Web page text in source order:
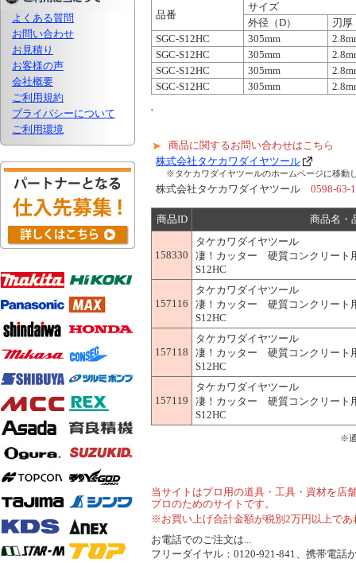
よくある質問
お問い合わせ
お見積り
お客様の声
会社概要
ご利用規約
プライバシーについて
ご利用環境
品番
サイズ
外径（D）
刃厚
SGC-S12HC
305mm
SGC-S12HC
305mm
SGC-S12HC
305mm
SGC-S12HC
305mm
'
商品に関するお問い合わせはこちら
株式会社タケカワダイヤツール
※タケカワダイヤツールのホームページに移動
株式会社タケカワダイヤツール 0598-63-
商品ID 商品名・
158330
タケカワダイヤツール
凄！カッター 硬質コンクリート
S12HC
157116
タケカワダイヤツール
凄！カッター 硬質コンクリート
S12HC
157118
タケカワダイヤツール
凄！カッター 硬質コンクリート
S12HC
157119
タケカワダイヤツール
凄！カッター 硬質コンクリート
S12HC
※
当サイトはプロ用の道具・工具・資材を店
プロのためのサイトです。
※お買い上げ合計金額が税別2万円以上で
お電話でのご注文は...
フリーダイヤル：0120-921-841、携帯電